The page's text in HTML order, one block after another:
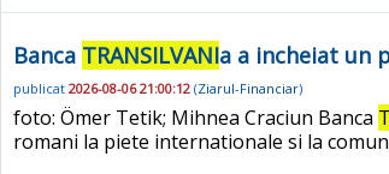
Banca TRANSILVANIa a incheiat un
publicat 2026-08-06 21:00:12 (Ziarul-Financiar)
foto: Ömer Tetik; Mihnea Craciun Banca
romani la piete internationale si la